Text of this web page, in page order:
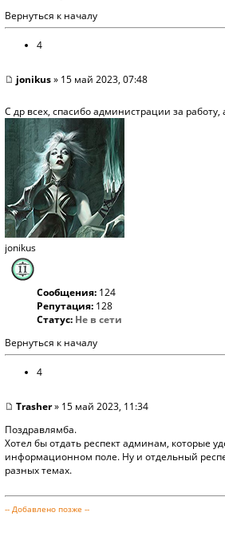
Вернуться к началу
4
jonikus» 15 май 2023, 07:48
С др всех, спасибо администрации за
jonikus
Сообщения: 124
Репутация: 128
Статус: Не в сети
Вернуться к началу
4
Trasher» 15 май 2023, 11:34
Поздравлямба.
Хотел бы отдать респект админам, которые
информационном поле. Ну и отдельный
разных темах.
-- Добавлено позже --